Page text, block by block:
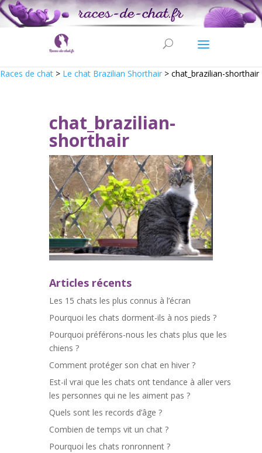
Races de chat > Le chat Brazilian Shorthair > chat_brazilian-shorthair
chat_brazilian-
shorthair
Articles récents
Les 15 chats les plus connus à l’écran
Pourquoi les chats dorment-ils à nos pieds ?
Pourquoi préférons-nous les chats plus que les
chiens ?
Comment protéger son chat en hiver ?
Est-il vrai que les chats ont tendance à aller vers
les personnes qui ne les aiment pas ?
Quels sont les records d’âge ?
Combien de temps vit un chat ?
Pourquoi les chats ronronnent ?